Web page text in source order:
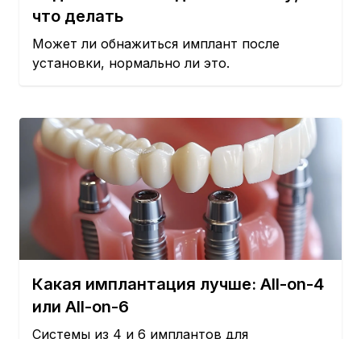
что делать
Может ли обнажиться имплант после
установки, нормально ли это.
Какая имплантация лучше: All-on-4
или All-on-6
Системы из 4 и 6 имплантов для